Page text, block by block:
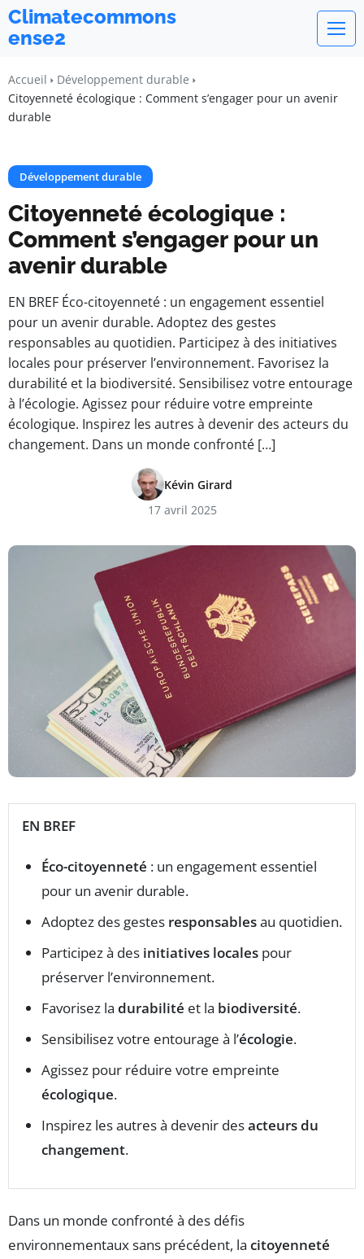
Climatecommons
ense2
Accueil
Développement durable
Citoyenneté écologique : Comment s’engager pour un avenir
durable
Développement durable
Citoyenneté écologique :
Comment s’engager pour un
avenir durable
EN BREF Éco-citoyenneté : un engagement essentiel
pour un avenir durable. Adoptez des gestes
responsables au quotidien. Participez à des initiatives
locales pour préserver l’environnement. Favorisez la
durabilité et la biodiversité. Sensibilisez votre entourage
à l’écologie. Agissez pour réduire votre empreinte
écologique. Inspirez les autres à devenir des acteurs du
changement. Dans un monde confronté […]
Kévin Girard
17 avril 2025
EN BREF
Éco-citoyenneté : un engagement essentiel
pour un avenir durable.
Adoptez des gestes responsablesau quotidien.
Participez à des initiatives locales pour
préserver l’environnement.
Favorisez la durabilité et la biodiversité.
Sensibilisez votre entourage à l’écologie.
Agissez pour réduire votre empreinte
écologique.
Inspirez les autres à devenir desacteurs du
changement.
Dans un monde confronté à des défis
environnementaux sans précédent, la citoyenneté